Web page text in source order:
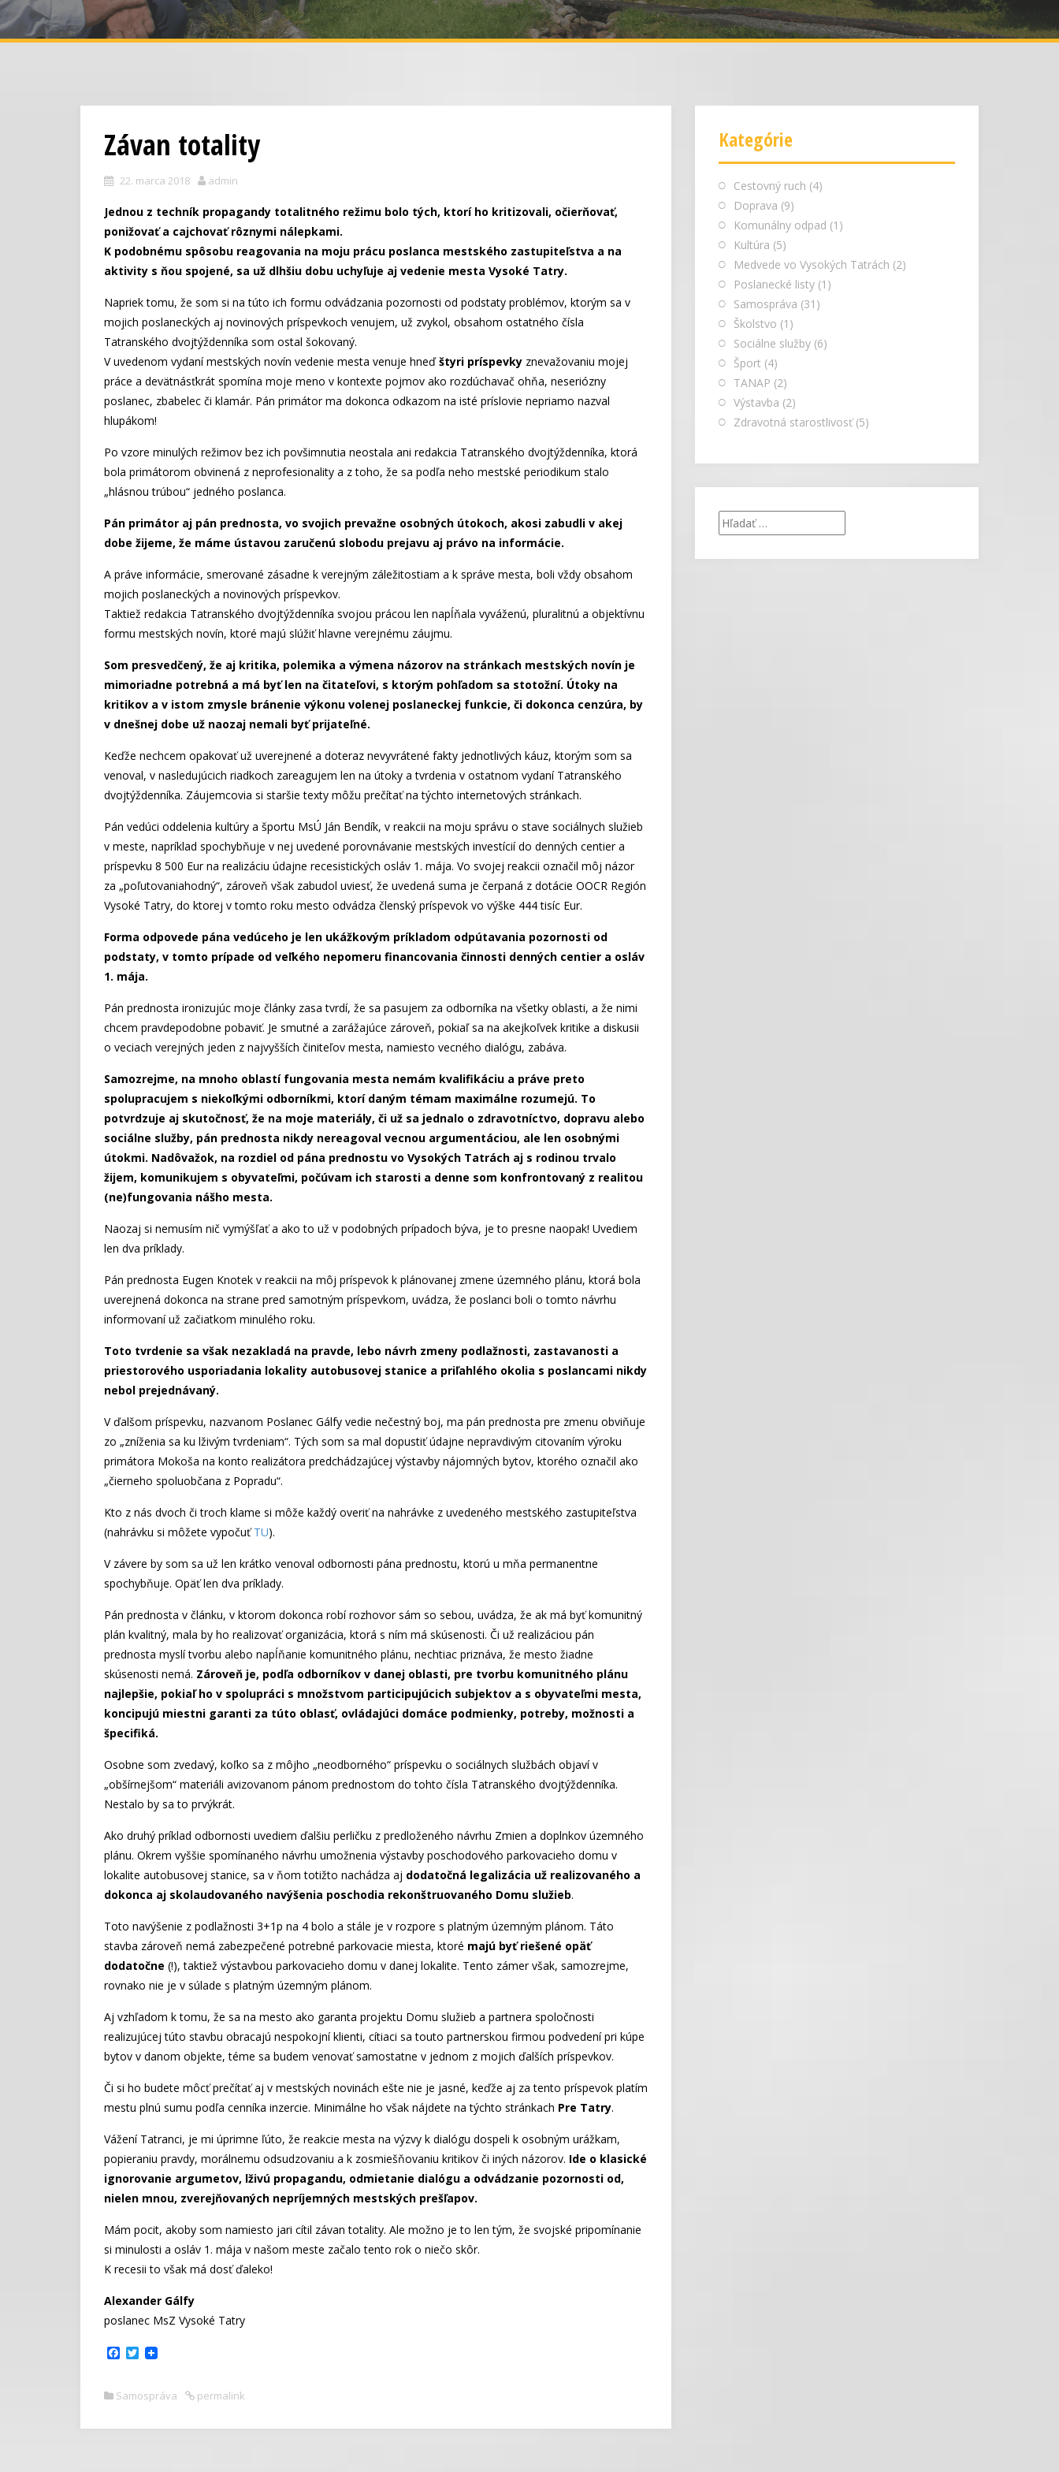
Závan totality
22. marca 2018 admin
Jednou z techník propagandy totalitného režimu bolo tých, ktorí ho kritizovali, očierňovať,
ponižovať a cajchovať rôznymi nálepkami.
K podobnému spôsobu reagovania na moju prácu poslanca mestského zastupiteľstva a na
aktivity s ňou spojené, sa už dlhšiu dobu uchyľuje aj vedenie mesta Vysoké Tatry.
Napriek tomu, že som si na túto ich formu odvádzania pozornosti od podstaty problémov, ktorým sa v
mojich poslaneckých aj novinových príspevkoch venujem, už zvykol, obsahom ostatného čísla
Tatranského dvojtýždenníka som ostal šokovaný.
V uvedenom vydaní mestských novín vedenie mesta venuje hneďštyri príspevky znevažovaniu mojej
práce a devätnásťkrát spomína moje meno v kontexte pojmov ako rozdúchavač ohňa, neseriózny
poslanec, zbabelec či klamár. Pán primátor ma dokonca odkazom na isté príslovie nepriamo nazval
hlupákom!
Po vzore minulých režimov bez ich povšimnutia neostala ani redakcia Tatranského dvojtýždenníka, ktorá
bola primátorom obvinená z neprofesionality a z toho, že sa podľa neho mestské periodikum stalo
„hlásnou trúbou“ jedného poslanca.
Pán primátor aj pán prednosta, vo svojich prevažne osobných útokoch, akosi zabudli v akej
dobe žijeme, že máme ústavou zaručenú slobodu prejavu aj právo na informácie.
A práve informácie, smerované zásadne k verejným záležitostiam a k správe mesta, boli vždy obsahom
mojich poslaneckých a novinových príspevkov.
Taktiež redakcia Tatranského dvojtýždenníka svojou prácou len napĺňala vyváženú, pluralitnú a objektívnu
formu mestských novín, ktoré majú slúžiť hlavne verejnému záujmu.
Som presvedčený, že aj kritika, polemika a výmena názorov na stránkach mestských novín je
mimoriadne potrebná a má byť len na čitateľovi, s ktorým pohľadom sa stotožní. Útoky na
kritikov a v istom zmysle bránenie výkonu volenej poslaneckej funkcie, či dokonca cenzúra, by
v dnešnej dobe už naozaj nemali byť prijateľné.
Keďže nechcem opakovať už uverejnené a doteraz nevyvrátené fakty jednotlivých káuz, ktorým som sa
venoval, v nasledujúcich riadkoch zareagujem len na útoky a tvrdenia v ostatnom vydaní Tatranského
dvojtýždenníka. Záujemcovia si staršie texty môžu prečítať na týchto internetových stránkach.
Pán vedúci oddelenia kultúry a športu MsÚ Ján Bendík, v reakcii na moju správu o stave sociálnych služieb
v meste, napríklad spochybňuje v nej uvedené porovnávanie mestských investícií do denných centier a
príspevku 8 500 Eur na realizáciu údajne recesistických osláv 1. mája. Vo svojej reakcii označil môj názor
za „poľutovaniahodný“, zároveň však zabudol uviesť, že uvedená suma je čerpaná z dotácie OOCR Región
Vysoké Tatry, do ktorej v tomto roku mesto odvádza členský príspevok vo výške 444 tisíc Eur.
Forma odpovede pána vedúceho je len ukážkovým príkladom odpútavania pozornosti od
podstaty, v tomto prípade od veľkého nepomeru financovania činnosti denných centier a osláv
1. mája.
Pán prednosta ironizujúc moje články zasa tvrdí, že sa pasujem za odborníka na všetky oblasti, a že nimi
chcem pravdepodobne pobaviť. Je smutné a zarážajúce zároveň, pokiaľ sa na akejkoľvek kritike a diskusii
o veciach verejných jeden z najvyšších činiteľov mesta, namiesto vecného dialógu, zabáva.
Samozrejme, na mnoho oblastí fungovania mesta nemám kvalifikáciu a práve preto
spolupracujem s niekoľkými odborníkmi, ktorí daným témam maximálne rozumejú. To
potvrdzuje aj skutočnosť, že na moje materiály, či už sa jednalo o zdravotníctvo, dopravu alebo
sociálne služby, pán prednosta nikdy nereagoval vecnou argumentáciou, ale len osobnými
útokmi. Nadôvažok, na rozdiel od pána prednostu vo Vysokých Tatrách aj s rodinou trvalo
žijem, komunikujem s obyvateľmi, počúvam ich starosti a denne som konfrontovaný z realitou
(ne)fungovania nášho mesta.
Naozaj si nemusím nič vymýšľať a ako to už v podobných prípadoch býva, je to presne naopak! Uvediem
len dva príklady.
Pán prednosta Eugen Knotek v reakcii na môj príspevok k plánovanej zmene územného plánu, ktorá bola
uverejnená dokonca na strane pred samotným príspevkom, uvádza, že poslanci boli o tomto návrhu
informovaní už začiatkom minulého roku.
Toto tvrdenie sa však nezakladá na pravde, lebo návrh zmeny podlažnosti, zastavanosti a
priestorového usporiadania lokality autobusovej stanice a priľahlého okolia s poslancami nikdy
nebol prejednávaný.
V ďalšom príspevku, nazvanom Poslanec Gálfy vedie nečestný boj, ma pán prednosta pre zmenu obviňuje
zo „zníženia sa ku lživým tvrdeniam“. Tých som sa mal dopustiť údajne nepravdivým citovaním výroku
primátora Mokoša na konto realizátora predchádzajúcej výstavby nájomných bytov, ktorého označil ako
„čierneho spoluobčana z Popradu“.
Kto z nás dvoch či troch klame si môže každý overiť na nahrávke z uvedeného mestského zastupiteľstva
(nahrávku si môžete vypočuťTU).
V závere by som sa už len krátko venoval odbornosti pána prednostu, ktorú u mňa permanentne
spochybňuje. Opäť len dva príklady.
Pán prednosta v článku, v ktorom dokonca robí rozhovor sám so sebou, uvádza, že ak má byť komunitný
plán kvalitný, mala by ho realizovať organizácia, ktorá s ním má skúsenosti. Či už realizáciou pán
prednosta myslí tvorbu alebo napĺňanie komunitného plánu, nechtiac priznáva, že mesto žiadne
skúsenosti nemá. Zároveň je, podľa odborníkov v danej oblasti, pre tvorbu komunitného plánu
najlepšie, pokiaľ ho v spolupráci s množstvom participujúcich subjektov a s obyvateľmi mesta,
koncipujú miestni garanti za túto oblasť, ovládajúci domáce podmienky, potreby, možnosti a
špecifiká.
Osobne som zvedavý, koľko sa z môjho „neodborného“ príspevku o sociálnych službách objaví v
„obšírnejšom“ materiáli avizovanom pánom prednostom do tohto čísla Tatranského dvojtýždenníka.
Nestalo by sa to prvýkrát.
Ako druhý príklad odbornosti uvediem ďalšiu perličku z predloženého návrhu Zmien a doplnkov územného
plánu. Okrem vyššie spomínaného návrhu umožnenia výstavby poschodového parkovacieho domu v
lokalite autobusovej stanice, sa v ňom totižto nachádza aj dodatočná legalizácia už realizovaného a
dokonca aj skolaudovaného navýšenia poschodia rekonštruovaného Domu služieb.
Toto navýšenie z podlažnosti 3+1p na 4 bolo a stále je v rozpore s platným územným plánom. Táto
stavba zároveň nemá zabezpečené potrebné parkovacie miesta, ktoré majú byť riešené opäť
dodatočne (!), taktiež výstavbou parkovacieho domu v danej lokalite. Tento zámer však, samozrejme,
rovnako nie je v súlade s platným územným plánom.
Aj vzhľadom k tomu, že sa na mesto ako garanta projektu Domu služieb a partnera spoločnosti
realizujúcej túto stavbu obracajú nespokojní klienti, cítiaci sa touto partnerskou firmou podvedení pri kúpe
bytov v danom objekte, téme sa budem venovať samostatne v jednom z mojich ďalších príspevkov.
Či si ho budete môcť prečítať aj v mestských novinách ešte nie je jasné, keďže aj za tento príspevok platím
mestu plnú sumu podľa cenníka inzercie. Minimálne ho však nájdete na týchto stránkach Pre Tatry.
Vážení Tatranci, je mi úprimne ľúto, že reakcie mesta na výzvy k dialógu dospeli k osobným urážkam,
popieraniu pravdy, morálnemu odsudzovaniu a k zosmiešňovaniu kritikov či iných názorov. Ide o klasické
ignorovanie argumetov, lživú propagandu, odmietanie dialógu a odvádzanie pozornosti od,
nielen mnou, zverejňovaných nepríjemných mestských prešľapov.
Mám pocit, akoby som namiesto jari cítil závan totality. Ale možno je to len tým, že svojské pripomínanie
si minulosti a osláv 1. mája v našom meste začalo tento rok o niečo skôr.
K recesii to však má dosť ďaleko!
Alexander Gálfy
poslanec MsZ Vysoké Tatry
e
b
o
T
t
t
r
Samospráva permalink
Kategórie
Cestovný ruch (4)
Doprava (9)
Komunálny odpad (1)
Kultúra (5)
Medvede vo Vysokých Tatrách (2)
Poslanecké listy (1)
Samospráva (31)
Školstvo (1)
Sociálne služby (6)
Šport (4)
TANAP (2)
Výstavba (2)
Zdravotná starostlivosť(5)
Hľadať: